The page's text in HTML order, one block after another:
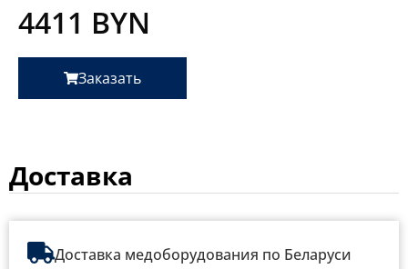
4411 BYN
Заказать
Доставка
Доставка медоборудования по Беларуси